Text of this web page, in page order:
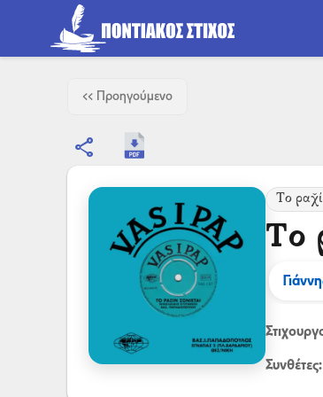
<< Προηγούμενο
share
Το
Το
Συνθέτες: